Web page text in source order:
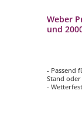
Weber
und
- Passend
Stand oder
-